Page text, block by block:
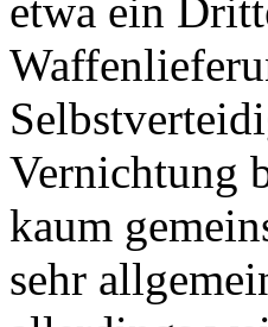
etwa ein
Vernichtung
kaum
sehr